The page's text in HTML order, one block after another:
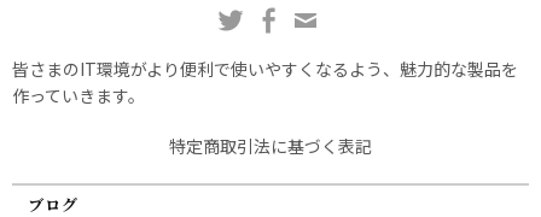
皆さまのIT環境がより便利で使いやすくなるよう、魅力的な製品を
作っていきます。
特定商取引法に基づく表記
ブログ